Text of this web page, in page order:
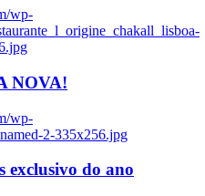
wp-
NOVA!
wp-
2-335x256.jpg
exclusivo do ano